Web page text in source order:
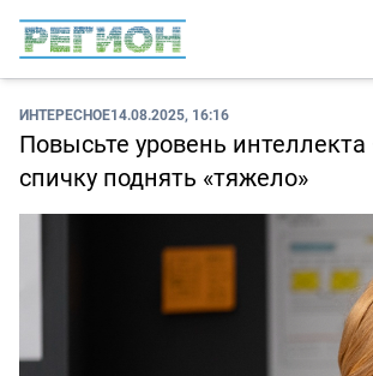
ИНТЕРЕСНОЕ14.08.2025, 16:16
Повысьте уровень
спичку поднять «тяжело»